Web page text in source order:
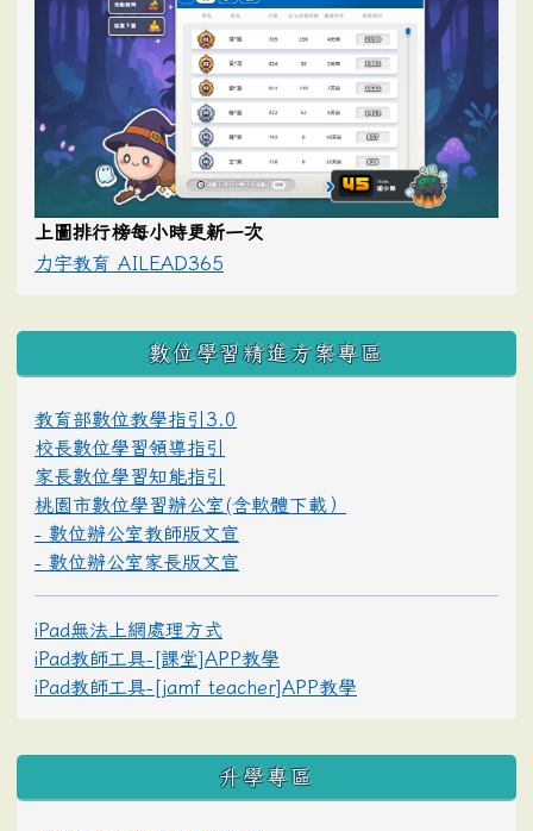
上圖排行榜每小時更新一次
力宇教育 AILEAD365
數位學習精進方案專區
教育部數位教學指引3.0
校長數位學習領導指引
家長數位學習知能指引
桃園市數位學習辦公室(含軟體下載）
- 數位辦公室教師版文宣
- 數位辦公室家長版文宣
iPad無法上網處理方式
iPad教師工具-[課堂]APP教學
iPad教師工具-[jamf teacher]APP教學
升學專區